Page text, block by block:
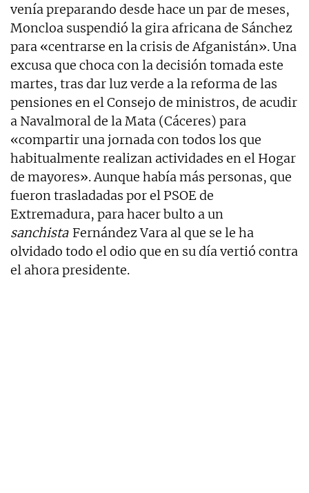
venía preparando desde hace un par de meses,
Moncloa suspendió la gira africana de Sánchez
para «centrarse en la crisis de Afganistán». Una
excusa que choca con la decisión tomada este
martes, tras dar luz verde a la reforma de las
pensiones en el Consejo de ministros, de acudir
a Navalmoral de la Mata (Cáceres) para
«compartir una jornada con todos los que
habitualmente realizan actividades en el Hogar
de mayores». Aunque había más personas, que
fueron trasladadas por el PSOE de
Extremadura, para hacer bulto a un
sanchista Fernández Vara al que se le ha
olvidado todo el odio que en su día vertió contra
el ahora presidente.